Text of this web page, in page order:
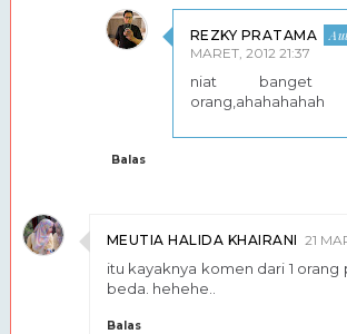
REZKY PRATAMA
MARET, 2012 21:37
niat banget
orang,ahahahahah
Balas
MEUTIA HALIDA KHAIRANI 21
itu kayaknya komen dari 1 orang
beda. hehehe..
Balas